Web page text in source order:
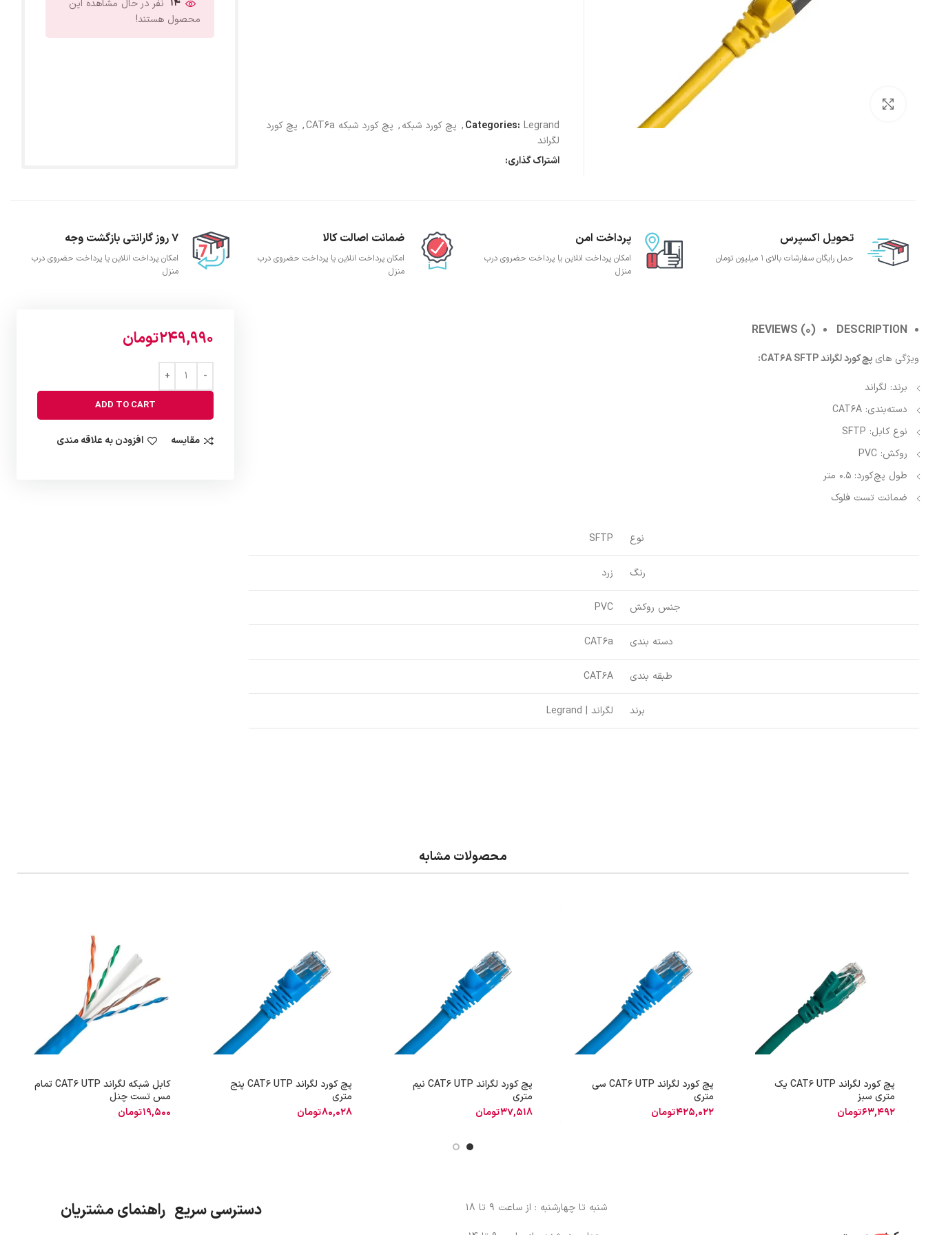
Categories: Legrand
, پچ کورد شبکه, پچ کورد شبکه CAT6a , پچ کورد
لگراند
اشتراک گذاری:
نفر در حال مشاهده این
محصول هستند!
تحویل اکسپرس
حمل رایگان سفارشات بالای 1 میلیون تومان
پرداخت امن
امکان پرداخت انلاین یا پرداخت حضروی درب
منزل
ضمانت اصالت کالا
امکان پرداخت انلاین یا پرداخت حضروی درب
منزل
7 روز گارانتی بازگشت وجه
امکان پرداخت انلاین یا پرداخت حضروی درب
منزل
DESCRIPTION
REVIEWS (0)
ویژگی های پچ کورد لگراند CAT6A SFTP:
برند: لگراند
دسته‌بندی: CAT6A
نوع کابل: SFTP
روکش: PVC
طول پچ‌کورد: 0.5 متر
ضمانت تست فلوک
نوع SFTP
رنگ زرد
جنس روکش PVC
دسته بندی CAT6a
طبقه بندی CAT6A
برند لگراند | Legrand
249,990تومان
ADD TO CART
مقایسه افزودن به علاقه مندی
محصولات مشابه
پچ کورد لگراند CAT6 UTP یک
متری سبز
63,492تومان
پچ کورد لگراند CAT6 UTP سی
متری
425,022تومان
پچ کورد لگراند CAT6 UTP نیم
متری
37,518تومان
پچ کورد لگراند CAT6 UTP پنج
متری
80,028تومان
کابل شبکه لگراند CAT6 UTP تمام
مس تست چنل
19,500تومان
شنبه تا چهارشنبه : از ساعت 9 تا 18
دسترسی سریع راهنمای مشتریان